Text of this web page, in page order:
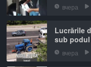
вчера
Lucrările
sub
вчера